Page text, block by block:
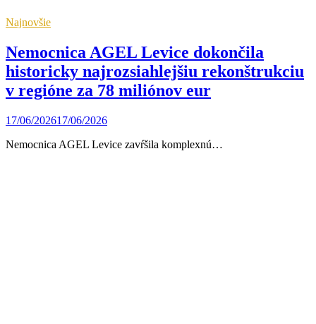
Najnovšie
Nemocnica AGEL Levice dokončila
historicky najrozsiahlejšiu rekonštrukciu
v regióne za 78 miliónov eur
17/06/202617/06/2026
Nemocnica AGEL Levice zavŕšila komplexnú…